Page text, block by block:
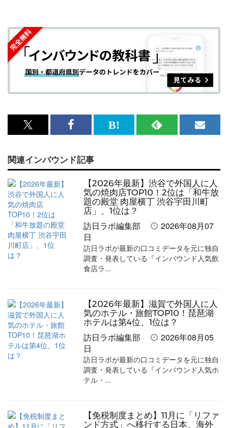
x<br>
記
事
を
シ
ェ
ア
Facebook<br>
記
は
ブ
ッ
ク
マ
ー
ク
加
RSS
事
を
購
読
す
る
メ
ガ
登
録
す
る
関連インバウンド記事
【2026年最新】渋谷で外国人に人
気の焼肉店TOP10！2位は「和牛放
題の殿堂 肉屋横丁 渋谷宇田川町
店」、1位は？
訪日ラボ編集部
2026年08月07
日
訪日ラボが最新の口コミデータを元に独自
調査・発表している『インバウンド人気飲
食店ラ...
【2026年最新】滋賀で外国人に人
気のホテル・旅館TOP10！琵琶湖
ホテルは第4位、1位は？
訪日ラボ編集部
2026年08月05
日
訪日ラボが最新の口コミデータを元に独自
調査・発表している『インバウンド人気ホ
テル・...
【免税制度まとめ】11月に「リファ
ンド方式」へ移行する日本、海外